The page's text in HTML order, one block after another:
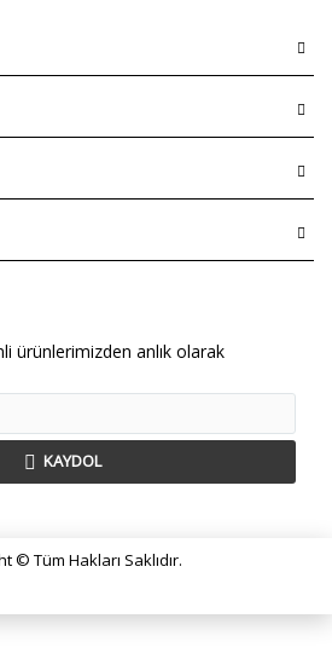
ürünlerimizden anlık olarak
KAYDOL
© Tüm Hakları Saklıdır.